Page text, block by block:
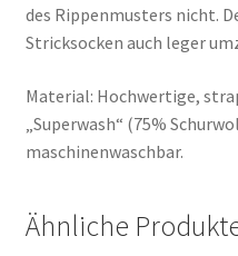
des Rippenmusters nicht.
Stricksocken auch leger
Material: Hochwertige,
„Superwash“ (75%
maschinenwaschbar.
Ähnliche